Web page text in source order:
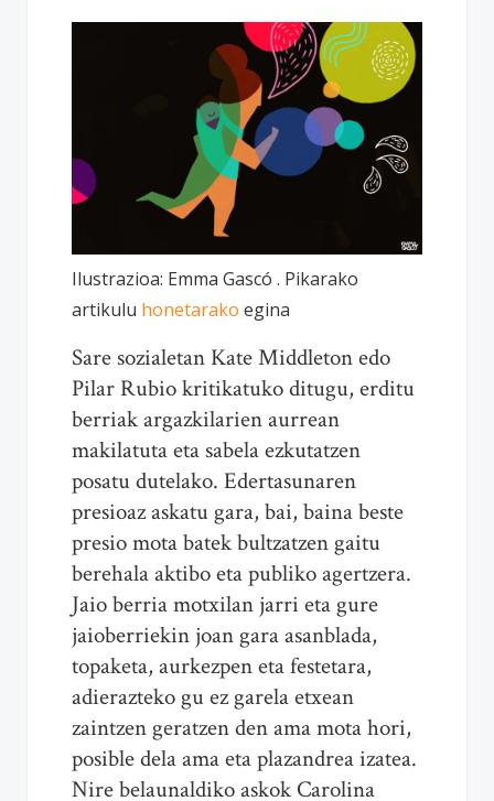
Ilustrazioa: Emma Gascó . Pikarako
artikulu honetarako egina
Sare sozialetan Kate Middleton edo
Pilar Rubio kritikatuko ditugu, erditu
berriak argazkilarien aurrean
makilatuta eta sabela ezkutatzen
posatu dutelako. Edertasunaren
presioaz askatu gara, bai, baina beste
presio mota batek bultzatzen gaitu
berehala aktibo eta publiko agertzera.
Jaio berria motxilan jarri eta gure
jaioberriekin joan gara asanblada,
topaketa, aurkezpen eta festetara,
adierazteko gu ez garela etxean
zaintzen geratzen den ama mota hori,
posible dela ama eta plazandrea izatea.
Nire belaunaldiko askok Carolina